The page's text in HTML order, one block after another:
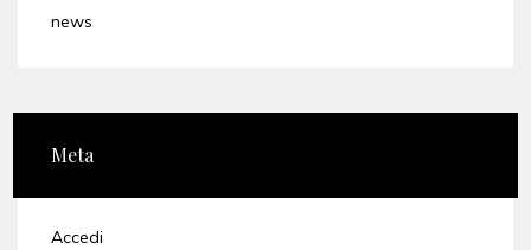
news
Meta
Accedi